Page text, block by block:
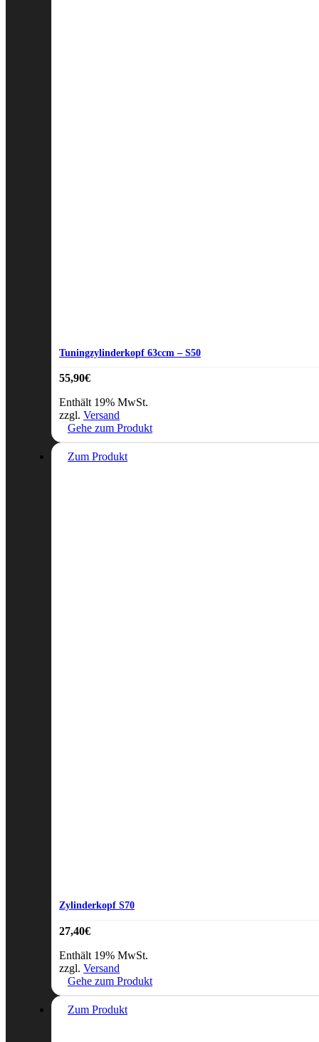
Tuningzylinderkopf 63ccm – S50
55,90€
Enthält 19% MwSt.
zzgl. Versand
Gehe zum Produkt
Zum Produkt
Zylinderkopf S70
27,40€
Enthält 19% MwSt.
zzgl. Versand
Gehe zum Produkt
Zum Produkt